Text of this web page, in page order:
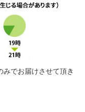
でお届けさせて頂き